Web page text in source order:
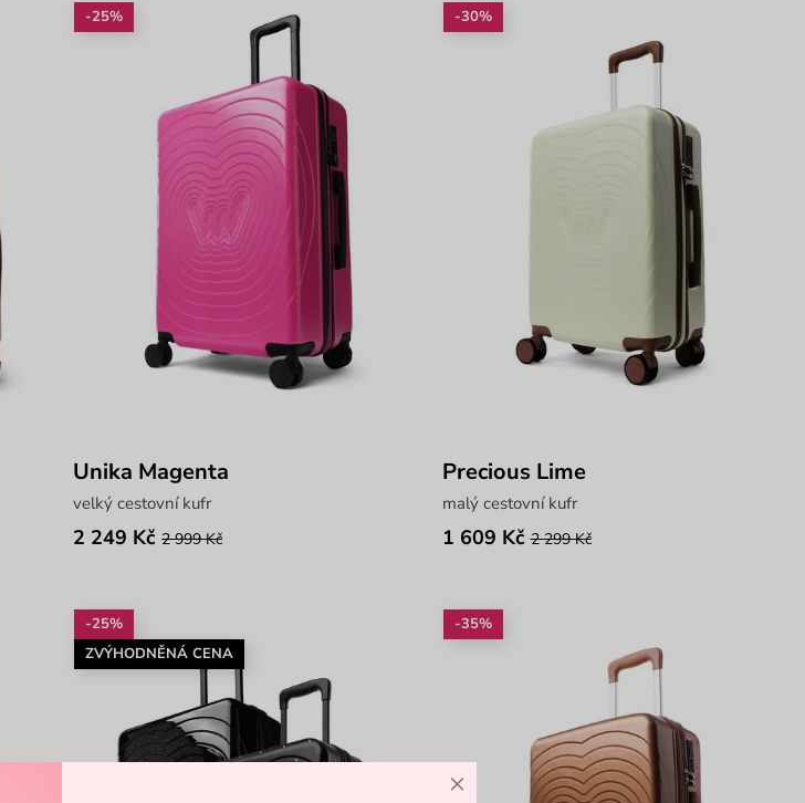
-25%
Unika Magenta
velký cestovní kufr
2 249 Kč 2 999 Kč
-30%
Precious Lime
malý cestovní kufr
1 609 Kč 2 299 Kč
-25%
ZVÝHODNĚNÁ CENA
-35%
×